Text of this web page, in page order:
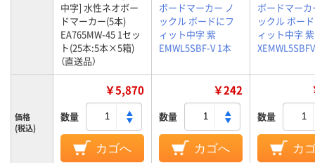
中字] 水性ネオボー
ドマーカー(5本)
EA765MW-45 1セッ
ト(25本:5本×5箱)
（直送品）
ボードマーカー ノ
ックル ボードにフ
ィット中字 紫
EMWL5SBF-V 1本
ボードマーカ
ックル ボー
ィット中字 紫
価格
(税込)
￥5,870
数量
カゴへ
￥242
数量
カゴへ
数量
カ